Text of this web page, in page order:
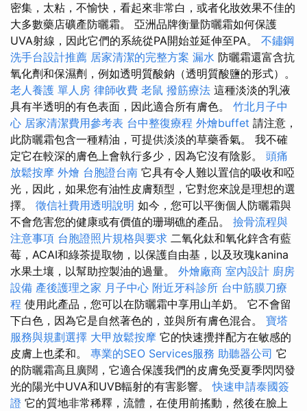
密集，太粘，不愉快，看起來非常白，或者化妝效果不佳的
大多數藥店礦產防曬霜。 亞洲品牌衡量防曬霜如何保護
UVA射線，因此它們的系統從PA開始並延伸至PA。 不鏽鋼
洗手台設計推薦 居家清潔的完整方案 漏水 防曬霜還富含抗
氧化劑和保濕劑，例如透明質酸鈉（透明質酸鹽的形式）。
老人養護 單人房 律師收費 老鼠 撥筋療法 這種淡淡的乳液
具有半透明的有色表面，因此適合所有膚色。 竹北月子中
心 居家清潔費用參考表 台中整復療程 外燴buffet 請注意，
此防曬霜包含一種精油，可提供淡淡的草藥香氣。 我不確
定它在較深的膚色上會執行多少，因為它沒有陰影。 頭痛
放鬆按摩 外燴 台胞證台南 它具有令人難以置信的吸收和啞
光，因此，如果您有油性皮膚類型，它對您來說是理想的選
擇。 徵信社費用透明說明 如今，您可以平衡個人防曬霜與
不會危害您的健康或有價值的珊瑚礁的產品。 撿骨流程與
注意事項 台胞證照片規格與要求 二氧化鈦和氧化鋅含有藍
莓，ACAI和綠茶提取物，以保護自由基，以及玫瑰kanina
水果土壤，以幫助控製油的過量。 外燴廠商 室內設計 廚房
設備 產後護理之家 月子中心 附近牙科診所 台中筋膜刀療
程 使用此產品，您可以在防曬霜中享用山羊奶。 它不會留
下白色，因為它是自然著色的，並與所有膚色混合。 寶塔
服務與規劃選擇 大甲放鬆按摩 它的快速攪拌配方在敏感的
皮膚上也柔和。 專業的SEO Services服務 助聽器公司 它
的防曬霜高且廣闊，它適合保護我們的皮膚免受夏季閃閃發
光的陽光中UVA和UVB輻射的有害影響。快速申請泰國簽
證 它的質地非常稀釋，流體，在使用前搖動，然後在臉上